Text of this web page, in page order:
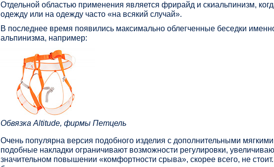
Отдельной областью применения является фрирайд и скиальпинизм,
одежду или на одежду часто «на всякий случай».
В последнее время появились максимально облегченные беседки
альпинизма, например:
Обвязка Altitude, фирмы Петцель
Очень популярна версия подобного изделия с дополнительными
подобные накладки ограничивают возможности регулировки,
значительном повышении «комфортности срыва», скорее всего, не